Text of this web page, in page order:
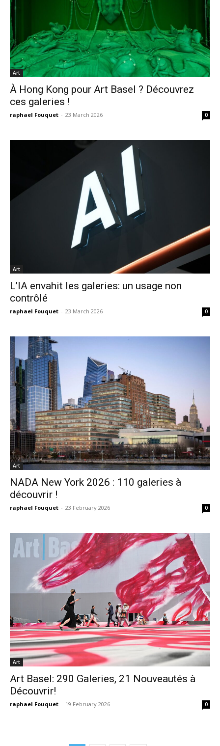
Art
À Hong Kong pour Art Basel ? Découvrez
ces galeries !
raphael Fouquet - 23 March 2026 0
Art
L’IA envahit les galeries: un usage non
contrôlé
raphael Fouquet - 23 March 2026 0
Art
NADA New York 2026 : 110 galeries à
découvrir !
raphael Fouquet - 23 February 2026 0
Art
Art Basel: 290 Galeries, 21 Nouveautés à
Découvrir!
raphael Fouquet - 19 February 2026 0